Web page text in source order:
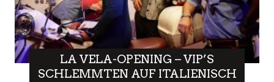
LA VELA-OPENING – VIP’S
SCHLEMMTEN AUF ITALIENISCH